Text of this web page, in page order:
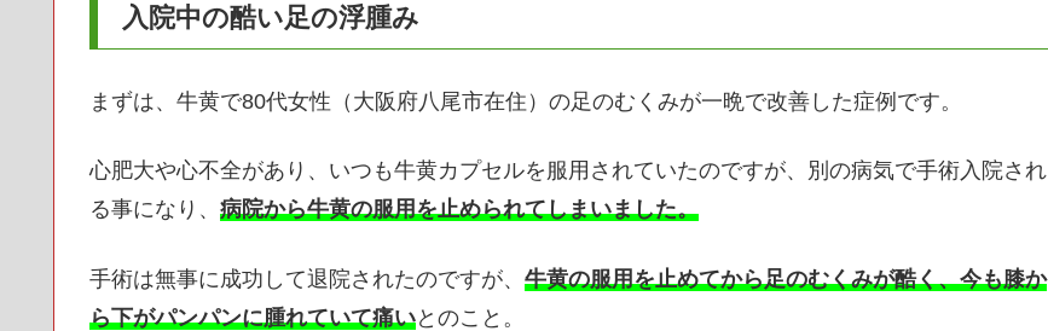
入院中の酷い足の浮腫み
まずは、牛黄で80代女性（大阪府八尾市在住）の足のむくみが一晩で改善した症例です。
心肥大や心不全があり、いつも牛黄カプセルを服用されていたのですが、別の病気で手術入院され
る事になり、 病院から牛黄の服用を止められてしまいました。
手術は無事に成功して退院されたのですが、 牛黄の服用を止めてから足のむくみが酷く、今も膝か
ら下がパンパンに腫れていて痛いとのこと。